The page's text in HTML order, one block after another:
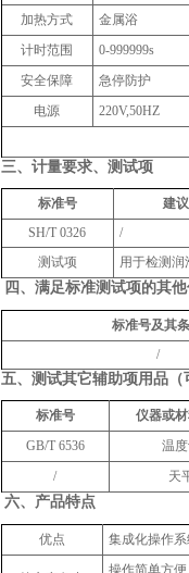
加热方式
金属浴
计时范围
0-999999s
安全保障
急停防护
‌电源
220V,50HZ
三、 计量要求、测试项
标准号
建
SH/T 0326
/
测试项
用于检测
四、 满足标准测试项的其
标准号及其
/
五、 测试其它辅助项用品（
标准号
仪器或
GB/T 6536
温
/
天
六、 产品特点
优点 集成化操作
操作简单方